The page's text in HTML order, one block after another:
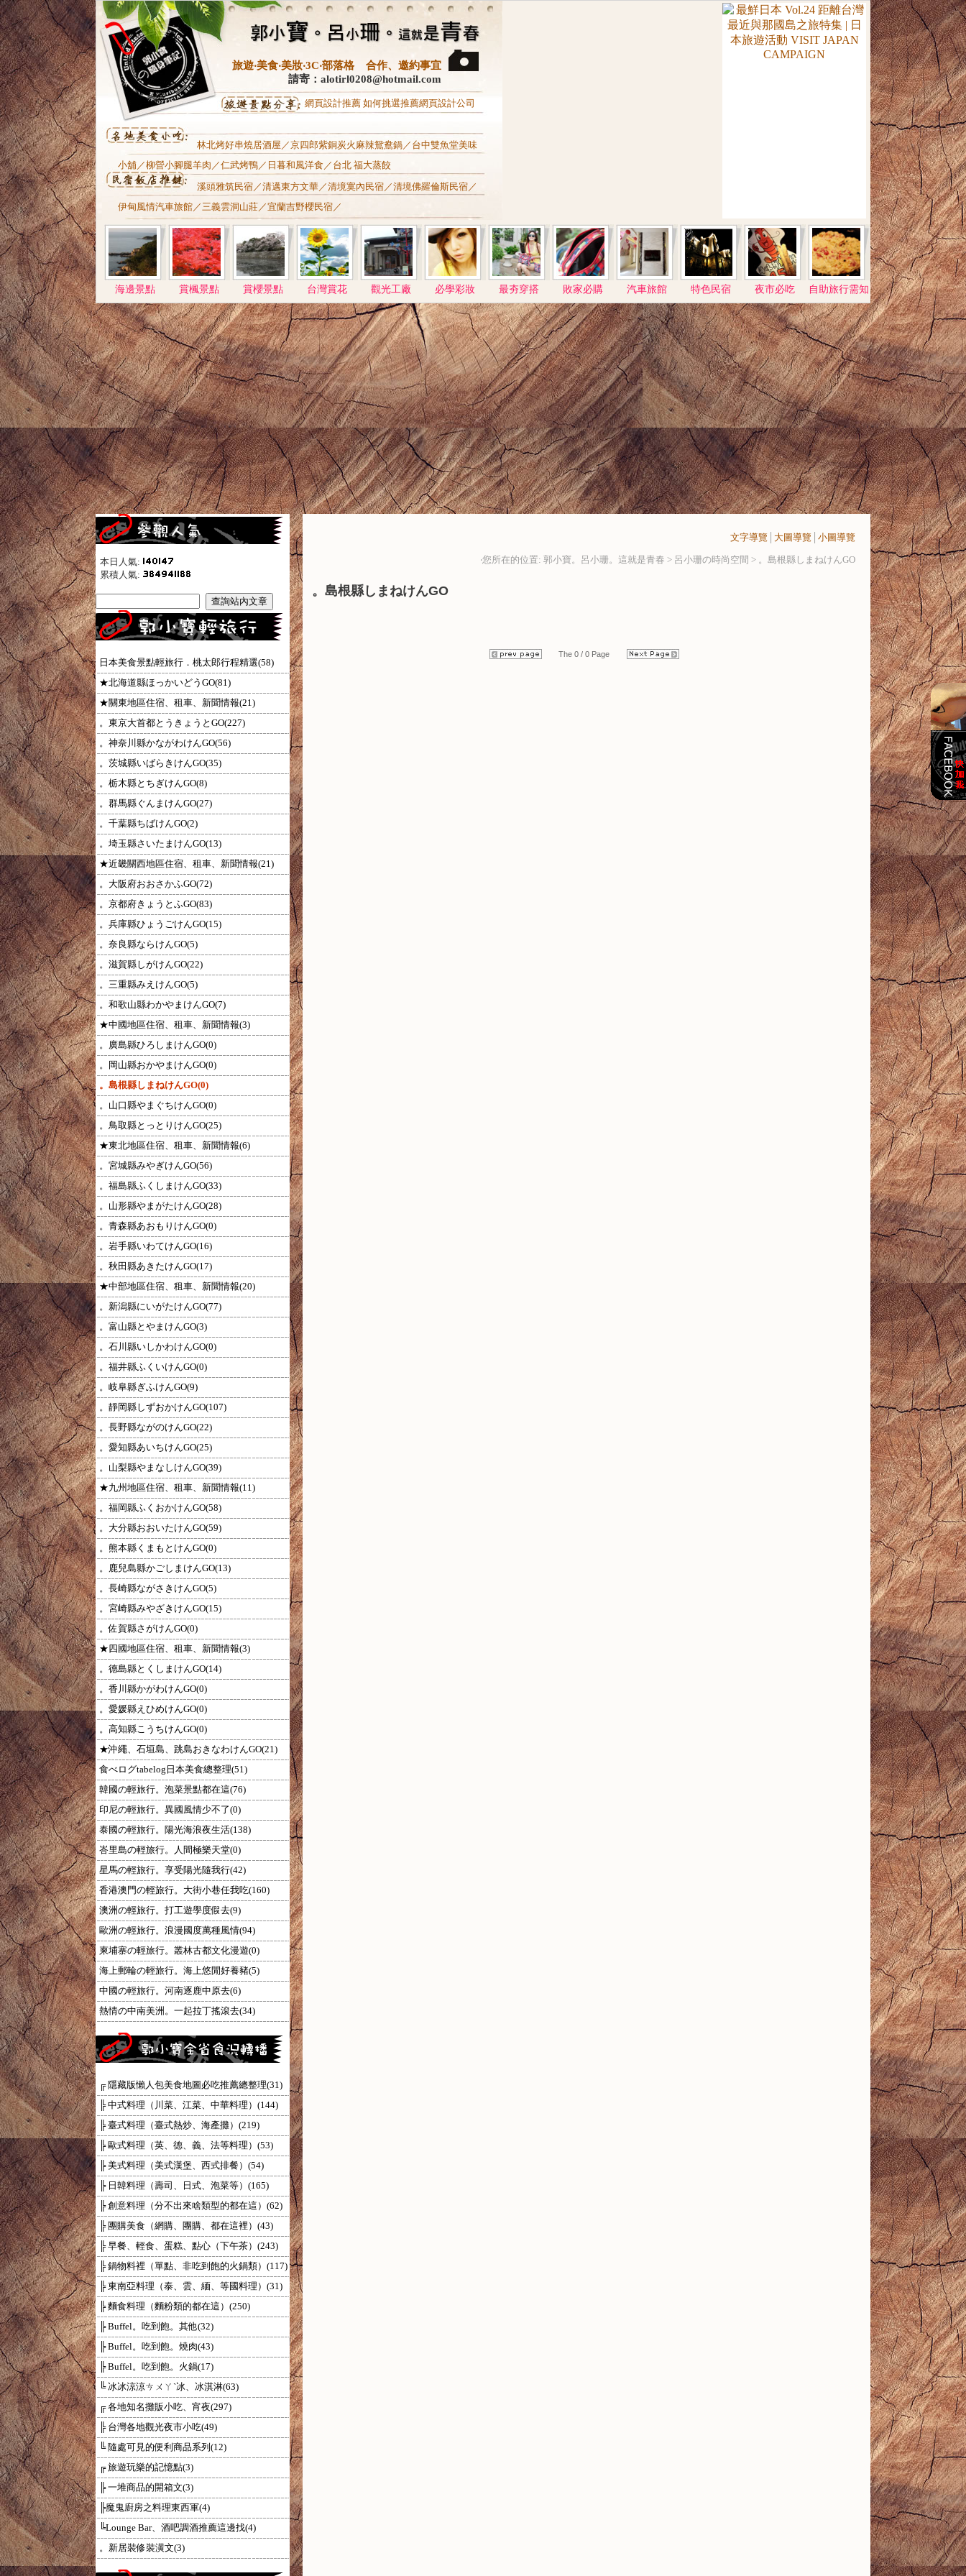
旅遊‧美食‧美妝‧3C‧部落格 合作、邀約事宜
請寄：alotirl0208@hotmail.com
網頁設計推薦 如何挑選推薦網頁設計公司
林北烤好串燒居酒屋 ／京四郎紫銅炭火麻辣鴛鴦鍋／ 台中雙魚堂美味
小舖／柳營小腳腿羊肉 ／仁武烤鴨／ 日暮和風洋食／ 台北 福大蒸餃
溪頭雅筑民宿／清邁東方文華／清境寞內民宿／清境佛羅倫斯民宿／
伊甸風情汽車旅館／三義雲洞山莊／宜蘭吉野櫻民宿／
海邊景點 賞楓景點 賞櫻景點 台灣賞花 觀光工廠 必學彩妝 最夯穿搭 敗家必購 汽車旅館 特色民宿 夜市必吃 自助旅行需知
本日人氣:
累積人氣:
日本美食景點輕旅行．桃太郎行程精選(58)
★北海道縣ほっかいどうGO(81)
★關東地區住宿、租車、新聞情報(21)
。東京大首都とうきょうとGO(227)
。神奈川縣かながわけんGO(56)
。茨城縣いばらきけんGO(35)
。栃木縣とちぎけんGO(8)
。群馬縣ぐんまけんGO(27)
。千葉縣ちばけんGO(2)
。埼玉縣さいたまけんGO(13)
★近畿關西地區住宿、租車、新聞情報(21)
。大阪府おおさかふGO(72)
。京都府きょうとふGO(83)
。兵庫縣ひょうごけんGO(15)
。奈良縣ならけんGO(5)
。滋賀縣しがけんGO(22)
。三重縣みえけんGO(5)
。和歌山縣わかやまけんGO(7)
★中國地區住宿、租車、新聞情報(3)
。廣島縣ひろしまけんGO(0)
。岡山縣おかやまけんGO(0)
。島根縣しまねけんGO(0)
。山口縣やまぐちけんGO(0)
。鳥取縣とっとりけんGO(25)
★東北地區住宿、租車、新聞情報(6)
。宮城縣みやぎけんGO(56)
。福島縣ふくしまけんGO(33)
。山形縣やまがたけんGO(28)
。青森縣あおもりけんGO(0)
。岩手縣いわてけんGO(16)
。秋田縣あきたけんGO(17)
★中部地區住宿、租車、新聞情報(20)
。新潟縣にいがたけんGO(77)
。富山縣とやまけんGO(3)
。石川縣いしかわけんGO(0)
。福井縣ふくいけんGO(0)
。岐阜縣ぎふけんGO(9)
。靜岡縣しずおかけんGO(107)
。長野縣ながのけんGO(22)
。愛知縣あいちけんGO(25)
。山梨縣やまなしけんGO(39)
★九州地區住宿、租車、新聞情報(11)
。福岡縣ふくおかけんGO(58)
。大分縣おおいたけんGO(59)
。熊本縣くまもとけんGO(0)
。鹿兒島縣かごしまけんGO(13)
。長崎縣ながさきけんGO(5)
。宮崎縣みやざきけんGO(15)
。佐賀縣さがけんGO(0)
★四國地區住宿、租車、新聞情報(3)
。德島縣とくしまけんGO(14)
。香川縣かがわけんGO(0)
。愛媛縣えひめけんGO(0)
。高知縣こうちけんGO(0)
★沖繩、石垣島、跳島おきなわけんGO(21)
食べログtabelog日本美食總整理(51)
韓國の輕旅行。泡菜景點都在這(76)
印尼の輕旅行。異國風情少不了(0)
泰國の輕旅行。陽光海浪夜生活(138)
峇里島の輕旅行。人間極樂天堂(0)
星馬の輕旅行。享受陽光隨我行(42)
香港澳門の輕旅行。大街小巷任我吃(160)
澳洲の輕旅行。打工遊學度假去(9)
歐洲の輕旅行。浪漫國度萬種風情(94)
柬埔寨の輕旅行。叢林古都文化漫遊(0)
海上郵輪の輕旅行。海上悠閒好養豬(5)
中國の輕旅行。河南逐鹿中原去(6)
熱情の中南美洲。一起拉丁搖滾去(34)
╔ 隱藏版懶人包美食地圖必吃推薦總整理(31)
╠ 中式料理（川菜、江菜、中華料理）(144)
╠ 臺式料理（臺式熱炒、海產攤）(219)
╠ 歐式料理（英、德、義、法等料理）(53)
╠ 美式料理（美式漢堡、西式排餐）(54)
╠ 日韓料理（壽司、日式、泡菜等）(165)
╠ 創意料理（分不出來啥類型的都在這）(62)
╠ 團購美食（網購、團購、都在這裡）(43)
╠ 早餐、輕食、蛋糕、點心（下午茶）(243)
╠ 鍋物料裡（單點、非吃到飽的火鍋類）(117)
╠ 東南亞料理（泰、雲、緬、等國料理）(31)
╠ 麵食料理（麵粉類的都在這）(250)
╠ Buffel。吃到飽。其他(32)
╠ Buffel。吃到飽。燒肉(43)
╠ Buffel。吃到飽。火鍋(17)
╚ 冰冰涼涼ㄘㄨㄚˋ冰、冰淇淋(63)
╔ 各地知名攤販小吃、宵夜(297)
╠ 台灣各地觀光夜市小吃(49)
╚ 隨處可見的便利商品系列(12)
╔ 旅遊玩樂的記憶點(3)
╠ 一堆商品的開箱文(3)
╠魔鬼廚房之料理東西軍(4)
╚Lounge Bar、酒吧調酒推薦這邊找(4)
。新居裝修裝潢文(3)
文字導覽 大圖導覽 小圖導覽
‧您所在的位置: 郭小寶。呂小珊。這就是青春 > 呂小珊の時尚空間 > 。島根縣しまねけんGO
。島根縣しまねけんGO
The 0 / 0 Page